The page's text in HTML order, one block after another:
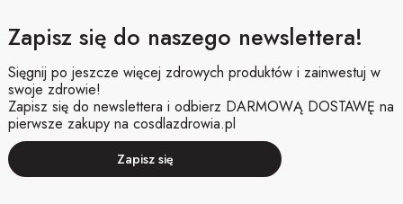
Zapisz się do naszego newslettera!
Sięgnij po jeszcze więcej zdrowych produktów i zainwestuj w
swoje zdrowie!
Zapisz się do newslettera i odbierz DARMOWĄ DOSTAWĘ na
pierwsze zakupy na cosdlazdrowia.pl
Zapisz się